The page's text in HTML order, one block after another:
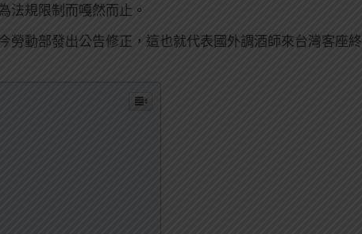
法規限制而嘎然而止。
勞動部發出公告修正，這也就代表國外調酒師來台灣客座終